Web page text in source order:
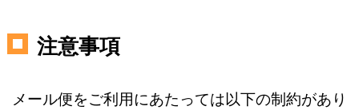
注意事項
メール便をご利用にあたっては以下の制約があり